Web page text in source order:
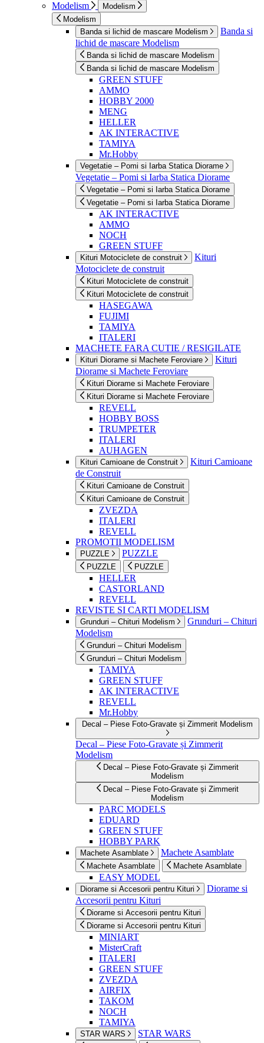
Modelism
Modelism
Modelism
Banda si lichid de mascare Modelism
Banda si
lichid de mascare Modelism
Banda si lichid de mascare Modelism
Banda si lichid de mascare Modelism
GREEN STUFF
AMMO
HOBBY 2000
MENG
HELLER
AK INTERACTIVE
TAMIYA
Mr.Hobby
Vegetatie – Pomi si Iarba Statica Diorame
Vegetatie – Pomi si Iarba Statica Diorame
Vegetatie – Pomi si Iarba Statica Diorame
Vegetatie – Pomi si Iarba Statica Diorame
AK INTERACTIVE
AMMO
NOCH
GREEN STUFF
Kituri Motociclete de construit
Kituri
Motociclete de construit
Kituri Motociclete de construit
Kituri Motociclete de construit
HASEGAWA
FUJIMI
TAMIYA
ITALERI
MACHETE FARA CUTIE / RESIGILATE
Kituri Diorame si Machete Feroviare
Kituri
Diorame si Machete Feroviare
Kituri Diorame si Machete Feroviare
Kituri Diorame si Machete Feroviare
REVELL
HOBBY BOSS
TRUMPETER
ITALERI
AUHAGEN
Kituri Camioane de Construit
Kituri Camioane
de Construit
Kituri Camioane de Construit
Kituri Camioane de Construit
ZVEZDA
ITALERI
REVELL
PROMOTII MODELISM
PUZZLE PUZZLE
PUZZLE PUZZLE
HELLER
CASTORLAND
REVELL
REVISTE SI CARTI MODELISM
Grunduri – Chituri Modelism
Grunduri – Chituri
Modelism
Grunduri – Chituri Modelism
Grunduri – Chituri Modelism
TAMIYA
GREEN STUFF
AK INTERACTIVE
REVELL
Mr.Hobby
Decal – Piese Foto-Gravate și Zimmerit Modelism
Decal – Piese Foto-Gravate și Zimmerit
Modelism
Decal – Piese Foto-Gravate și Zimmerit
Modelism
Decal – Piese Foto-Gravate și Zimmerit
Modelism
PARC MODELS
EDUARD
GREEN STUFF
HOBBY PARK
Machete Asamblate Machete Asamblate
Machete Asamblate Machete Asamblate
EASY MODEL
Diorame si Accesorii pentru Kituri
Diorame si
Accesorii pentru Kituri
Diorame si Accesorii pentru Kituri
Diorame si Accesorii pentru Kituri
MINIART
MisterCraft
ITALERI
GREEN STUFF
ZVEZDA
AIRFIX
TAKOM
NOCH
TAMIYA
STAR WARS STAR WARS